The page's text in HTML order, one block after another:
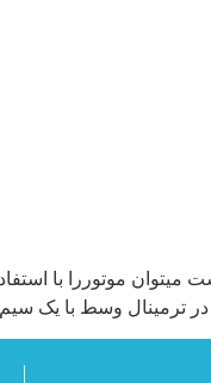
موتوررا با
در ترمینال وسط با یک